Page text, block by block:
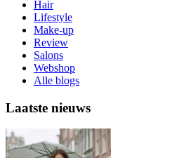
Hair
Lifestyle
Make-up
Review
Salons
Webshop
Alle blogs
Laatste nieuws